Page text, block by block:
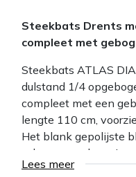
Steekbats Drents
compleet met
Steekbats ATLAS
dulstand 1/4
compleet met een
lengte 110 cm,
Het blank gepolijste
scherpe snede en is
Dankzij de opstap
Lees meer